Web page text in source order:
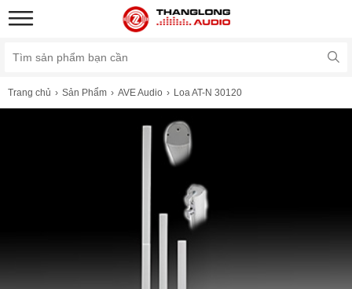
Trang chủ Sản Phẩm AVE Audio Loa AT-N 30120